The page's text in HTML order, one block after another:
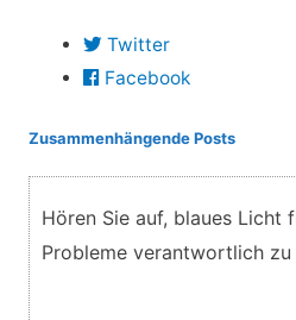
Twitter
Facebook
Zusammenhängende Posts
Hören Sie auf, blaues Licht
Probleme verantwortlich zu